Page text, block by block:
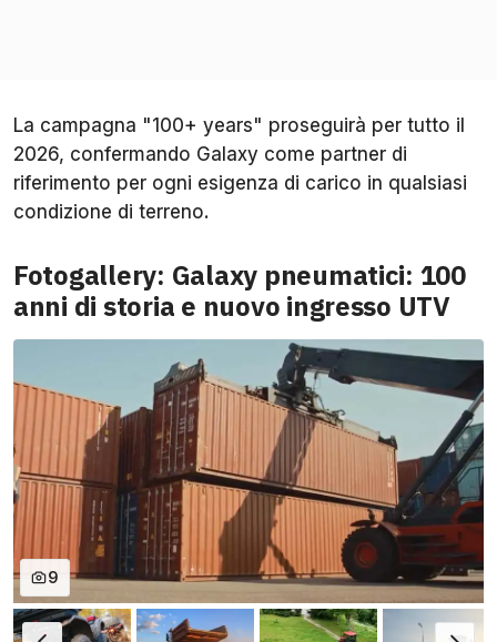
La campagna "100+ years" proseguirà per tutto il
2026, confermando Galaxy come partner di
riferimento per ogni esigenza di carico in qualsiasi
condizione di terreno.
Fotogallery: Galaxy pneumatici: 100
anni di storia e nuovo ingresso UTV
9